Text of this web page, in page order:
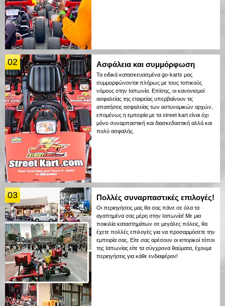
02 Ασφάλεια και συμμόρφωση
Τα ειδικά κατασκευασμένα go-karts μας
συμμορφώνονται πλήρως με τους τοπικούς
νόμους στην Ιαπωνία. Επίσης, οι κανονισμοί
ασφαλείας της εταιρείας υπερβαίνουν τις
απαιτήσεις ασφαλείας των αστυνομικών αρχών,
επομένως η εμπειρία με τα street kart είναι όχι
μόνο συναρπαστική και διασκεδαστική αλλά και
πολύ ασφαλής.
03 Πολλές συναρπαστικές επιλογές!
Οι περιηγήσεις μας θα σας πάνε σε όλα τα
αγαπημένα σας μέρη στην Ιαπωνία! Με μια
ποικιλία καταστημάτων σε μεγάλες πόλεις, θα
έχετε πολλές επιλογές για να προσαρμόσετε την
εμπειρία σας. Είτε σας αρέσουν οι ιστορικοί τόποι
της Ιαπωνίας είτε τα σύγχρονα θαύματα, έχουμε
περιηγήσεις για κάθε ενδιαφέρον!